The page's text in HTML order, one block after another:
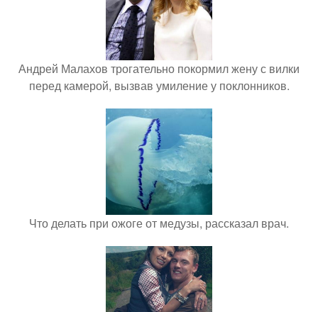
Андрей Малахов трогательно покормил жену с вилки
перед камерой, вызвав умиление у поклонников.
Что делать при ожоге от медузы, рассказал врач.